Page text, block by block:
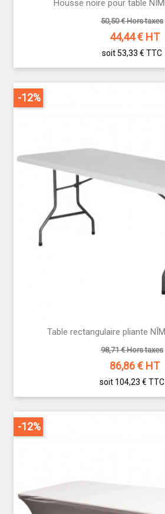
Housse noire pour table
50,50 € Hors taxes
44,44€ HT
soit 53,33 € TTC
Table rectangulaire pliante
98,71 € Hors taxes
86,86€ HT
soit 104,23 € TTC
-12%
-12%